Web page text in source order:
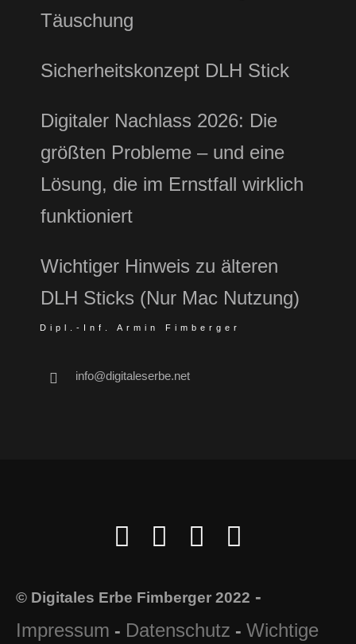
Täuschung
Sicherheitskonzept DLH Stick
Digitaler Nachlass 2026: Die
größten Probleme – und eine
Lösung, die im Ernstfall wirklich
funktioniert
Wichtiger Hinweis zu älteren
DLH Sticks (Nur Mac Nutzung)
Dipl.-Inf. Armin Fimberger
info@digitaleserbe.net
© Digitales Erbe Fimberger 2022 -
Impressum - Datenschutz - Wichtige